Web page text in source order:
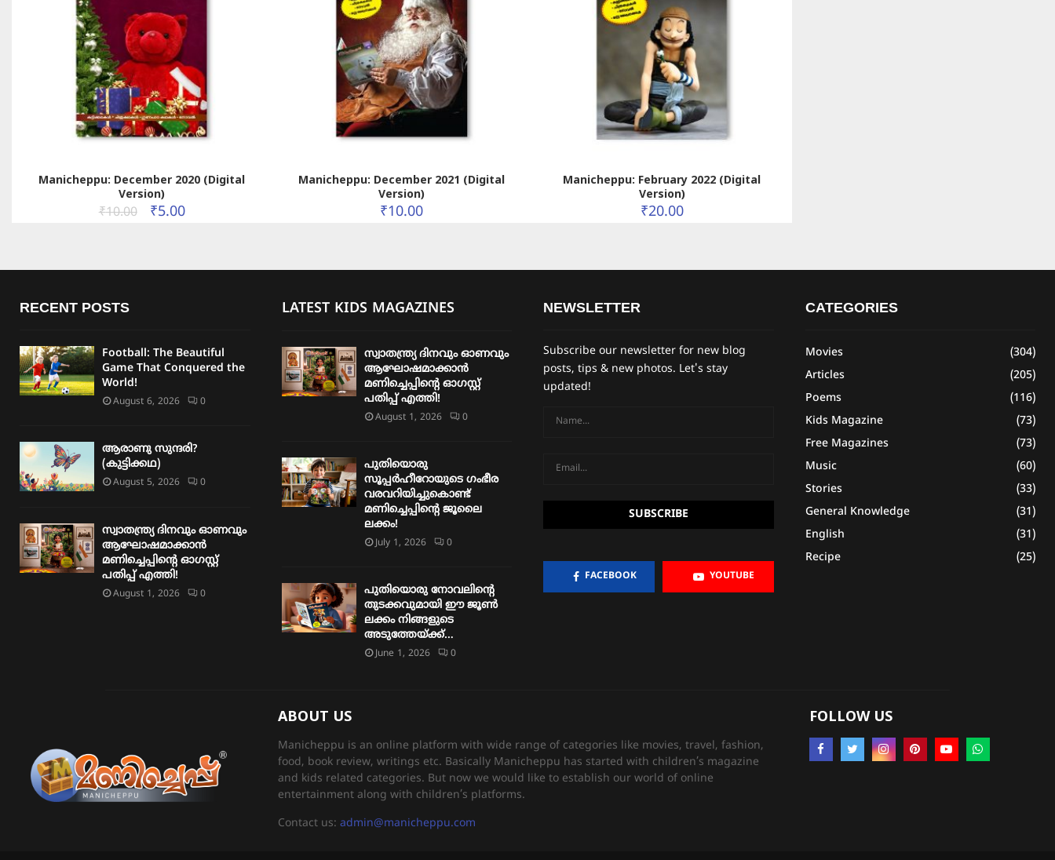
Manicheppu: December 2020 (Digital
Version)
₹10.00 ₹5.00
Manicheppu: December 2021 (Digital
Version)
₹10.00
Manicheppu: February 2022 (Digital
Version)
₹20.00
RECENT POSTS
Football: The Beautiful
Game That Conquered the
World!
August 6, 2026 0
ആരാണു സുന്ദരി?
(കുട്ടിക്കഥ)
August 5, 2026 0
സ്വാതന്ത്ര്യ ദിനവും ഓണവും
ആഘോഷമാക്കാൻ
മണിച്ചെപ്പിന്റെ ഓഗസ്റ്റ്
പതിപ്പ് എത്തി!
August 1, 2026 0
LATEST KIDS MAGAZINES
സ്വാതന്ത്ര്യ ദിനവും ഓണവും
ആഘോഷമാക്കാൻ
മണിച്ചെപ്പിന്റെ ഓഗസ്റ്റ്
പതിപ്പ് എത്തി!
August 1, 2026 0
പുതിയൊരു
സൂപ്പർഹീറോയുടെ ഗംഭീര
വരവറിയിച്ചുകൊണ്ട്
മണിച്ചെപ്പിന്റെ ജൂലൈ
ലക്കം!
July 1, 2026 0
പുതിയൊരു നോവലിന്റെ
തുടക്കവുമായി ഈ ജൂൺ
ലക്കം നിങ്ങളുടെ
അടുത്തേയ്ക്ക്…
June 1, 2026 0
NEWSLETTER
Subscribe our newsletter for new blog
posts, tips & new photos. Let's stay
updated!
FACEBOOK YOUTUBE
CATEGORIES
Movies
(304)
Articles
(205)
Poems
(116)
Kids Magazine
(73)
Free Magazines
(73)
Music
(60)
Stories
(33)
General Knowledge
(31)
English
(31)
Recipe
(25)
ABOUT US
Manicheppu is an online platform with wide range of categories like movies, travel, fashion,
food, book review, writings etc. Basically Manicheppu has started with children’s magazine
and kids related categories. But now we would like to establish our world of online
entertainment along with children’s platforms.
Contact us: admin@manicheppu.com
FOLLOW US